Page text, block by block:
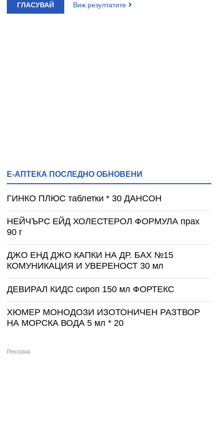
ГЛАСУВАЙ Виж резултатите
Е-АПТЕКА ПОСЛЕДНО ОБНОВЕНИ
ГИНКО ПЛЮС таблетки * 30 ДАНСОН
НЕЙЧЪРС ЕЙД ХОЛЕСТЕРОЛ ФОРМУЛА прах
90 г
ДЖО ЕНД ДЖО КАПКИ НА ДР. БАХ №15
КОМУНИКАЦИЯ И УВЕРЕНОСТ 30 мл
ДЕВИРАЛ КИДС сироп 150 мл ФОРТЕКС
ХЮМЕР МОНОДОЗИ ИЗОТОНИЧЕН РАЗТВОР
НА МОРСКА ВОДА 5 мл * 20